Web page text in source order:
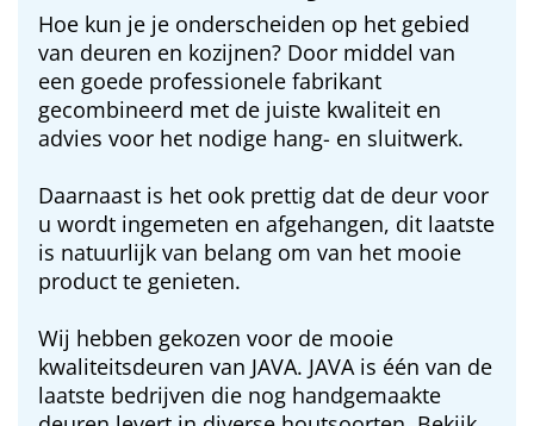
Hoe kun je je onderscheiden op het gebied
van deuren en kozijnen? Door middel van
een goede professionele fabrikant
gecombineerd met de juiste kwaliteit en
advies voor het nodige hang- en sluitwerk.
Daarnaast is het ook prettig dat de deur voor
u wordt ingemeten en afgehangen, dit laatste
is natuurlijk van belang om van het mooie
product te genieten.
Wij hebben gekozen voor de mooie
kwaliteitsdeuren van JAVA. JAVA is één van de
laatste bedrijven die nog handgemaakte